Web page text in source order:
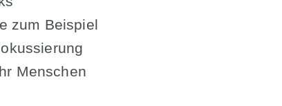
zum Beispiel
Menschen